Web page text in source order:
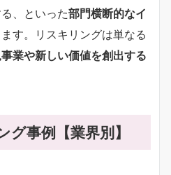
、といった部門横断的なイ
す。リスキリングは単なる
業や新しい価値を創出する
事例【業界別】